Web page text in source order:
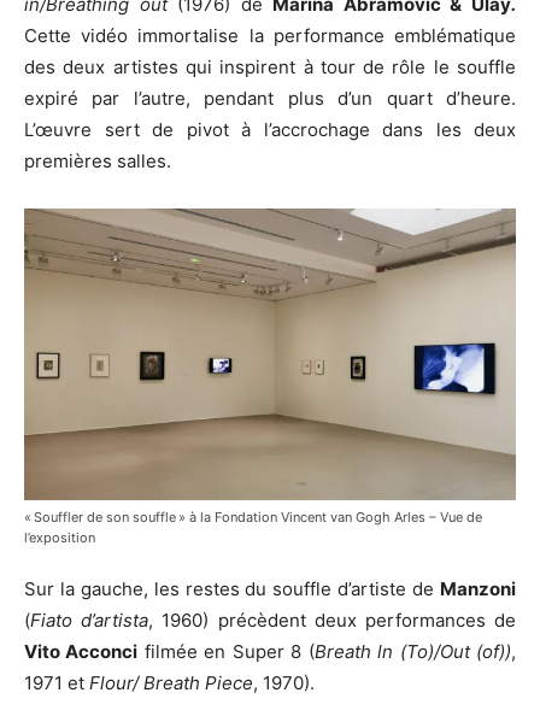
Cette vidéo immortalise la performance emblématique
des deux artistes qui inspirent à tour de rôle le souffle
expiré par l’autre, pendant plus d’un quart d’heure.
L’œuvre sert de pivot à l’accrochage dans les deux
premières salles.
« Souffler de son souffle » à la Fondation Vincent van Gogh Arles – Vue de
l’exposition
Sur la gauche, les restes du souffle d’artiste de Manzoni
(Fiato d’artista, 1960) précèdent deux performances de
Vito Acconci filmée en Super 8 (Breath ln (To)/Out (of)),
1971 et Flour/ Breath Piece, 1970).